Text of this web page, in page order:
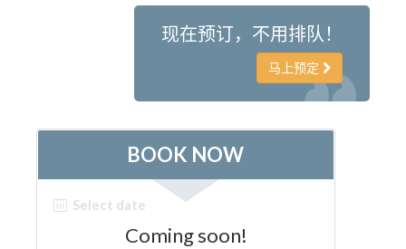
现在预订，不用排队！
马上预定